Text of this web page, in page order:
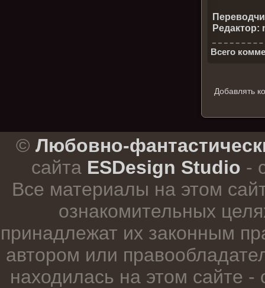
Редактор:
Всего
Добавлять
© Любовно-
сайта ESDesign Studio -
Все материалы на этом
ознакомительных
принадлежат их законным
автором или
находилась на этом сайте